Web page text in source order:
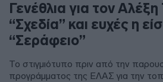
Γενέθλια για τον
“Σχεδία” και ευχές η
“Σεράφειο”
Το στιγμιότυπο πριν από την
προγράμματος της ΕΛΑΣ για την